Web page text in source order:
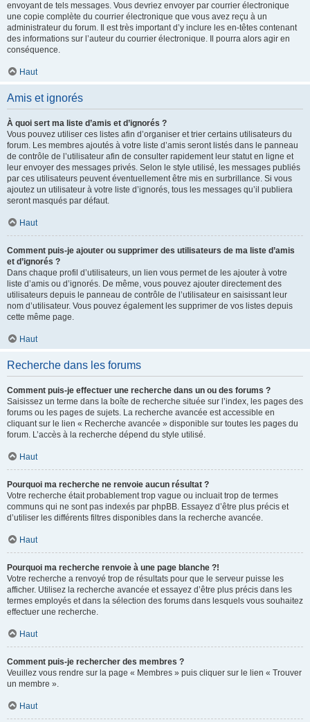
envoyant de tels messages. Vous devriez envoyer par courrier électronique
une copie complète du courrier électronique que vous avez reçu à un
administrateur du forum. Il est très important d’y inclure les en-têtes contenant
des informations sur l’auteur du courrier électronique. Il pourra alors agir en
conséquence.
Haut
Amis et ignorés
À quoi sert ma liste d’amis et d’ignorés ?
Vous pouvez utiliser ces listes afin d’organiser et trier certains utilisateurs du
forum. Les membres ajoutés à votre liste d’amis seront listés dans le panneau
de contrôle de l’utilisateur afin de consulter rapidement leur statut en ligne et
leur envoyer des messages privés. Selon le style utilisé, les messages publiés
par ces utilisateurs peuvent éventuellement être mis en surbrillance. Si vous
ajoutez un utilisateur à votre liste d’ignorés, tous les messages qu’il publiera
seront masqués par défaut.
Haut
Comment puis-je ajouter ou supprimer des utilisateurs de ma liste d’amis
et d’ignorés ?
Dans chaque profil d’utilisateurs, un lien vous permet de les ajouter à votre
liste d’amis ou d’ignorés. De même, vous pouvez ajouter directement des
utilisateurs depuis le panneau de contrôle de l’utilisateur en saisissant leur
nom d’utilisateur. Vous pouvez également les supprimer de vos listes depuis
cette même page.
Haut
Recherche dans les forums
Comment puis-je effectuer une recherche dans un ou des forums ?
Saisissez un terme dans la boîte de recherche située sur l’index, les pages des
forums ou les pages de sujets. La recherche avancée est accessible en
cliquant sur le lien « Recherche avancée » disponible sur toutes les pages du
forum. L’accès à la recherche dépend du style utilisé.
Haut
Pourquoi ma recherche ne renvoie aucun résultat ?
Votre recherche était probablement trop vague ou incluait trop de termes
communs qui ne sont pas indexés par phpBB. Essayez d’être plus précis et
d’utiliser les différents filtres disponibles dans la recherche avancée.
Haut
Pourquoi ma recherche renvoie à une page blanche ?!
Votre recherche a renvoyé trop de résultats pour que le serveur puisse les
afficher. Utilisez la recherche avancée et essayez d’être plus précis dans les
termes employés et dans la sélection des forums dans lesquels vous souhaitez
effectuer une recherche.
Haut
Comment puis-je rechercher des membres ?
Veuillez vous rendre sur la page « Membres » puis cliquer sur le lien « Trouver
un membre ».
Haut